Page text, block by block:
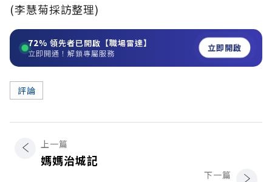
(李慧菊採訪整理)
72% 領先者已開啟【職場雷達】
立即開通！解鎖專屬服務 立即開啟
評論
上一篇
媽媽治城記
下一篇